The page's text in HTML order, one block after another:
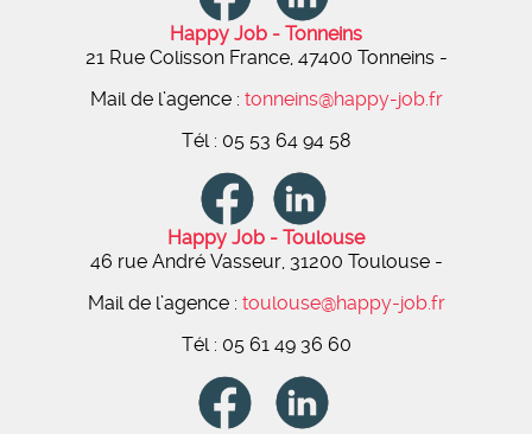
Happy Job - Tonneins
21 Rue Colisson France, 47400 Tonneins -
Mail de l’agence : tonneins@happy-job.fr
Tél : 05 53 64 94 58
Happy Job - Toulouse
46 rue André Vasseur, 31200 Toulouse -
Mail de l’agence : toulouse@happy-job.fr
Tél : 05 61 49 36 60